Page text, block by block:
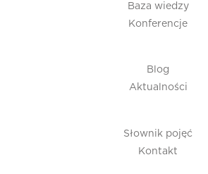
Baza wiedzy
Konferencje
Blog
Aktualności
Słownik pojęć
Kontakt